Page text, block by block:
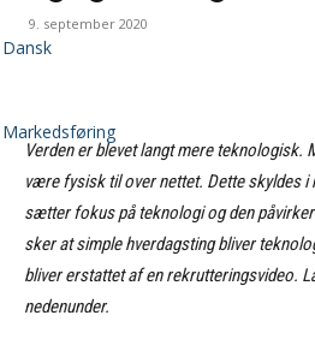
Dansk
Markedsføring
9. september 2020
Verden er blevet langt mere teknologisk.
være fysisk til over nettet. Dette skyldes i
sætter fokus på teknologi og den
sker at simple hverdagsting bliver
bliver erstattet af en rekrutteringsvideo.
nedenunder.